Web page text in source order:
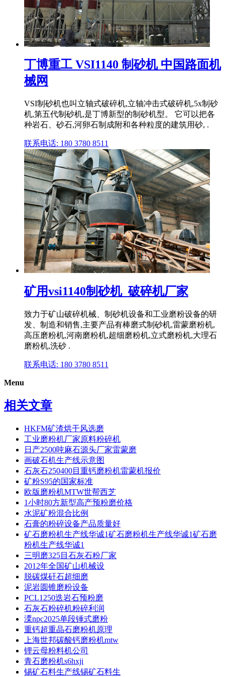
丁博重工 VSI1140 制砂机 中国路面机
械网
VSI制砂机也叫立轴式破碎机,立轴冲击式破碎机,5x制砂
机,第五代制砂机,是丁博新型的制砂机型。 它可以把各
种岩石、砂石,河卵石制成附和各种粒度的建筑用砂, .
联系电话: 180 3780 8511
矿用vsi1140制砂机_破碎机厂家
致力于矿山破碎机械、制砂机设备和工业磨粉设备的研
发、制造和销售,主要产品有棒磨式制砂机,雷蒙磨粉机,
高压磨粉机,河南磨粉机,超细磨粉机,立式磨粉机,大理石
磨粉机,洗砂 .
联系电话: 180 3780 8511
Menu
相关文章
HKFM矿渣烘干风选磨
工业磨粉机厂家原料粉碎机
日产2500吨麻石源头厂家雷蒙磨
画破石机生产线示意图
石灰石250400目重钙磨粉机雷蒙机报价
矿粉S95的国家标准
欧版磨粉机MTW世帮西芝
1小时80方新型高产预粉磨价格
水泥矿粉混合比例
石膏的粉碎设备产品质量好
矿石磨粉机生产线华诚1矿石磨粉机生产线华诚1矿石磨
粉机生产线华诚1
三明磨325目石灰石粉厂家
2012年全国矿山机械设
脱碳煤矸石超细磨
泥岩圆锥磨粉设备
PCL1250迭岩石预粉磨
石灰石粉碎机粉碎利润
溧npc2025单段锤式磨粉
重钙超重晶石磨粉机原理
上海世邦碳酸钙磨粉机mtw
锂云母粉料机公司
青石磨粉机s6hxji
锡矿石料生产线锡矿石料生